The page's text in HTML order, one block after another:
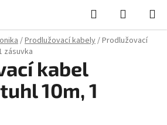
Hledat
KOŠÍK
/Prodlužovací kabely/Prodlužovací
zásuvka
kabel
10m, 1